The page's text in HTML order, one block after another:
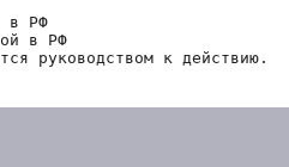
в РФ
в РФ
руководством к действию.